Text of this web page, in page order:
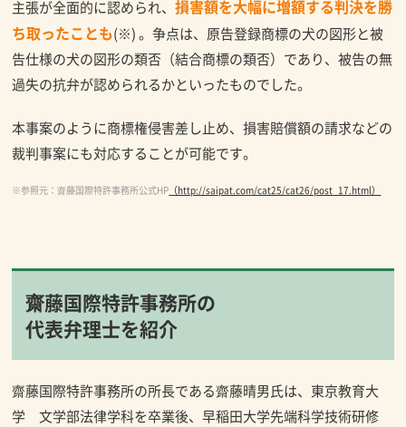
主張が全面的に認められ、損害額を大幅に増額する判決を勝
ち取ったことも(※) 。争点は、原告登録商標の犬の図形と被
告仕様の犬の図形の類否（結合商標の類否）であり、被告の無
過失の抗弁が認められるかといったものでした。
本事案のように商標権侵害差し止め、損害賠償額の請求などの
裁判事案にも対応することが可能です。
※参照元：齋藤国際特許事務所公式HP （http://saipat.com/cat25/cat26/post_17.html）
齋藤国際特許事務所の
代表弁理士を紹介
齋藤国際特許事務所の所長である齋藤晴男氏は、東京教育大
学 文学部法律学科を卒業後、早稲田大学先端科学技術研修